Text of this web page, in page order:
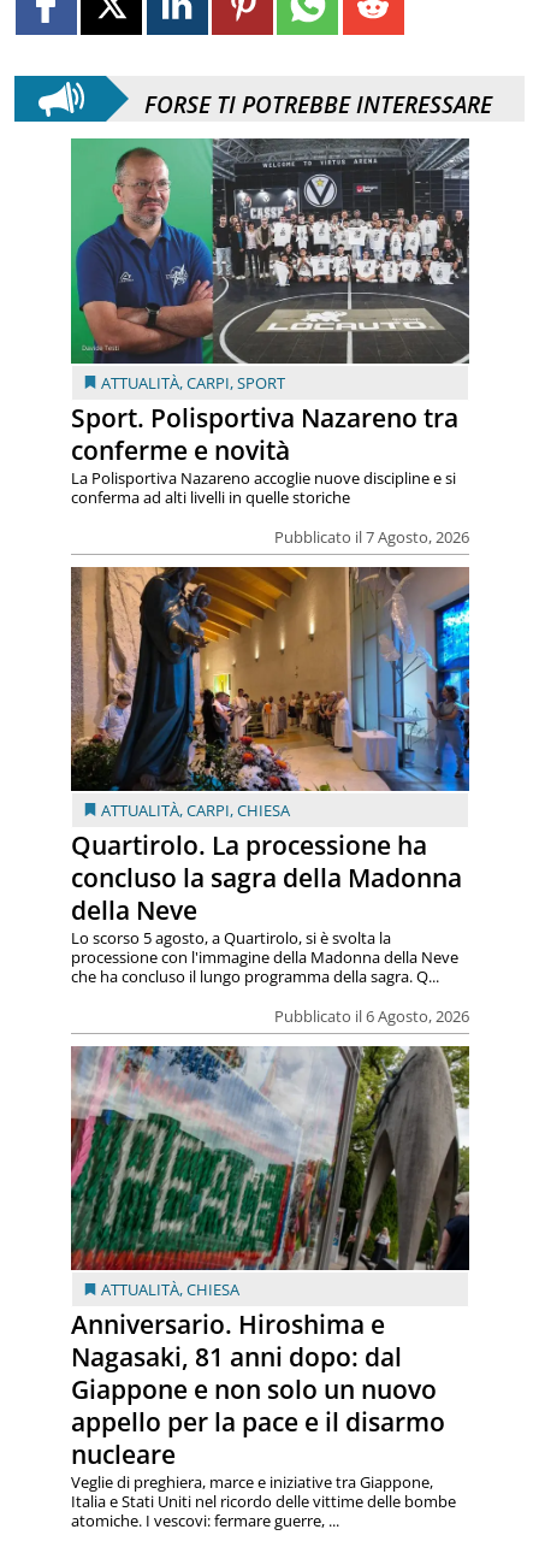
FORSE TI POTREBBE INTERESSARE
ATTUALITÀ,CARPI,SPORT
Sport. Polisportiva Nazareno tra
conferme e novità
Pubblicato il 7 Agosto, 2026
La Polisportiva Nazareno accoglie nuove discipline e si
conferma ad alti livelli in quelle storiche
ATTUALITÀ,CARPI,CHIESA
Quartirolo. La processione ha
concluso la sagra della Madonna
della Neve
Pubblicato il 6 Agosto, 2026
Lo scorso 5 agosto, a Quartirolo, si è svolta la
processione con l'immagine della Madonna della Neve
che ha concluso il lungo programma della sagra. Q...
ATTUALITÀ,CHIESA
Anniversario. Hiroshima e
Nagasaki, 81 anni dopo: dal
Giappone e non solo un nuovo
appello per la pace e il disarmo
nucleare
Veglie di preghiera, marce e iniziative tra Giappone,
Italia e Stati Uniti nel ricordo delle vittime delle bombe
atomiche. I vescovi: fermare guerre, ...